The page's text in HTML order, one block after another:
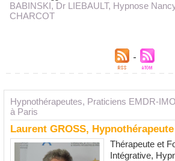
Hypnothérapeutes, Praticiens EMDR-
à Paris
Laurent GROSS,
Thérapeute et
Intégrative,
BABINSKI, Dr LIEBAULT, Hypnose
CHARCOT